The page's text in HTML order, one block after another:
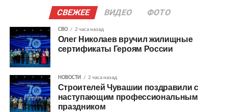
СВЕЖЕЕ ВИДЕО ФОТО
СВО 2 часа назад
Олег Николаев вручил жилищные
сертификаты Героям России
НОВОСТИ 2 часа назад
Строителей Чувашии поздравили с
наступающим профессиональным
праздником